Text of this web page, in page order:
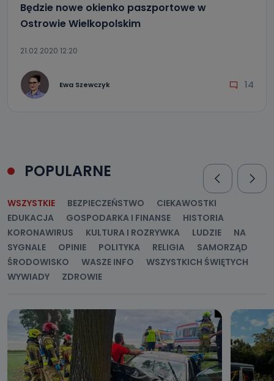
Będzie nowe okienko paszportowe w
Ostrowie Wielkopolskim
21.02.2020 12:20
Ewa Szewczyk 14
POPULARNE
WSZYSTKIE BEZPIECZEŃSTWO
CIEKAWOSTKI
EDUKACJA
GOSPODARKA I FINANSE
HISTORIA
KORONAWIRUS
KULTURA I ROZRYWKA LUDZIE
NA
SYGNALE
OPINIE POLITYKA RELIGIA
SAMORZĄD
ŚRODOWISKO
WASZE INFO
WSZYSTKICH ŚWIĘTYCH
WYWIADY
ZDROWIE